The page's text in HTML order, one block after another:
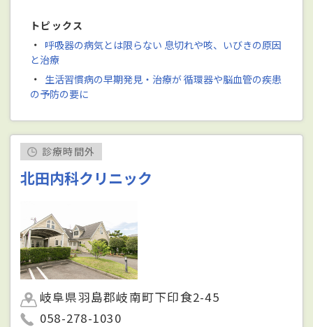
トピックス
・ 呼吸器の病気とは限らない 息切れや咳、いびきの原因
と治療
・ 生活習慣病の早期発見・治療が 循環器や脳血管の疾患
の予防の要に
診療時間外
北田内科クリニック
岐阜県羽島郡岐南町下印食2-45
058-278-1030